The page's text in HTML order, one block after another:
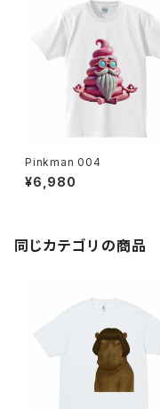
Pinkman 004
¥6,980
同じカテゴリの商品